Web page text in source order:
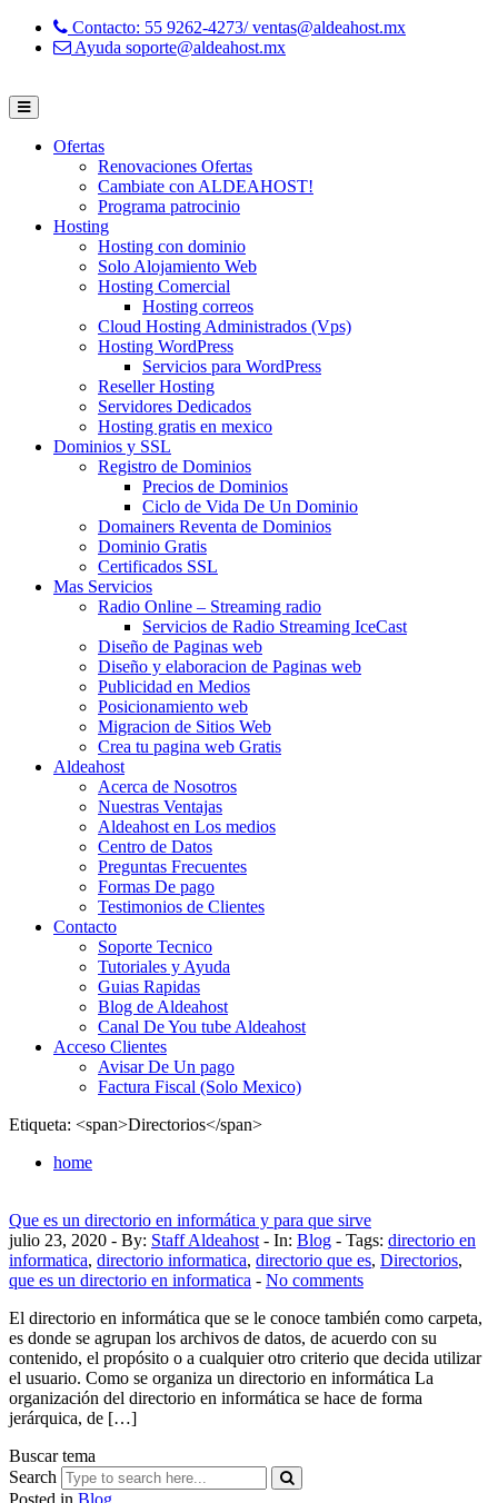
Contacto: 55 9262-4273/ ventas@aldeahost.mx
Ayuda soporte@aldeahost.mx
Ofertas
Renovaciones Ofertas
Cambiate con ALDEAHOST!
Programa patrocinio
Hosting
Hosting con dominio
Solo Alojamiento Web
Hosting Comercial
Hosting correos
Cloud Hosting Administrados (Vps)
Hosting WordPress
Servicios para WordPress
Reseller Hosting
Servidores Dedicados
Hosting gratis en mexico
Dominios y SSL
Registro de Dominios
Precios de Dominios
Ciclo de Vida De Un Dominio
Domainers Reventa de Dominios
Dominio Gratis
Certificados SSL
Mas Servicios
Radio Online – Streaming radio
Servicios de Radio Streaming IceCast
Diseño de Paginas web
Diseño y elaboracion de Paginas web
Publicidad en Medios
Posicionamiento web
Migracion de Sitios Web
Crea tu pagina web Gratis
Aldeahost
Acerca de Nosotros
Nuestras Ventajas
Aldeahost en Los medios
Centro de Datos
Preguntas Frecuentes
Formas De pago
Testimonios de Clientes
Contacto
Soporte Tecnico
Tutoriales y Ayuda
Guias Rapidas
Blog de Aldeahost
Canal De You tube Aldeahost
Acceso Clientes
Avisar De Un pago
Factura Fiscal (Solo Mexico)
Etiqueta: <span>Directorios</span>
home
Que es un directorio en informática y para que sirve
julio 23, 2020 - By: Staff Aldeahost - In: Blog - Tags: directorio en
informatica, directorio informatica, directorio que es, Directorios,
que es un directorio en informatica - No comments
El directorio en informática que se le conoce también como carpeta,
es donde se agrupan los archivos de datos, de acuerdo con su
contenido, el propósito o a cualquier otro criterio que decida utilizar
el usuario. Como se organiza un directorio en informática La
organización del directorio en informática se hace de forma
jerárquica, de […]
Buscar tema
Search
Posted in Blog